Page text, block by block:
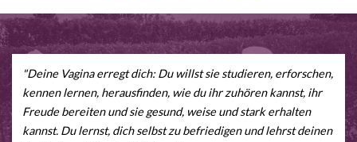
"Deine Vagina erregt dich: Du willst sie studieren, erforschen,
kennen lernen, herausfinden, wie du ihr zuhören kannst, ihr
Freude bereiten und sie gesund, weise und stark erhalten
kannst. Du lernst, dich selbst zu befriedigen und lehrst deinen